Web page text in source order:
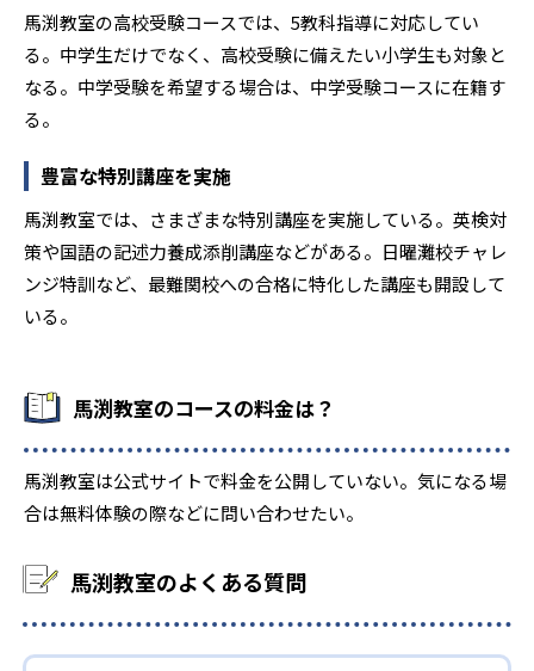
馬渕教室の高校受験コースでは、5教科指導に対応してい
る。中学生だけでなく、高校受験に備えたい小学生も対象と
なる。中学受験を希望する場合は、中学受験コースに在籍す
る。
豊富な特別講座を実施
馬渕教室では、さまざまな特別講座を実施している。英検対
策や国語の記述力養成添削講座などがある。日曜灘校チャレ
ンジ特訓など、最難関校への合格に特化した講座も開設して
いる。
馬渕教室のコースの料金は？
馬渕教室は公式サイトで料金を公開していない。気になる場
合は無料体験の際などに問い合わせたい。
馬渕教室のよくある質問